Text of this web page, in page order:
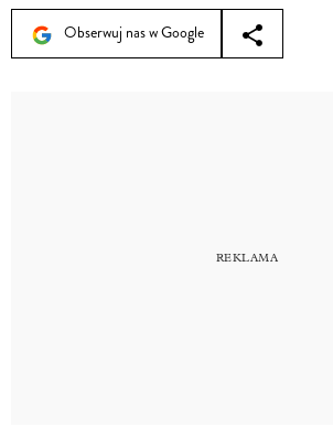
Obserwuj nas w Google